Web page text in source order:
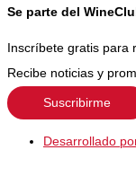
Se parte del
Inscríbete gratis para
Recibe noticias y
Suscribirme
Desarrollado